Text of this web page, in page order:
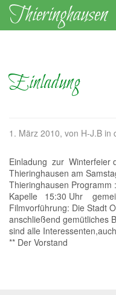
Einladung
1. März 2010, von H-J.B in
Einladung zur Winterfeier
Thieringhausen am
Thieringhausen
Kapelle 15:30 Uhr
Filmvorführung: Die
anschließend gemütliches
sind alle
** Der Vorstand